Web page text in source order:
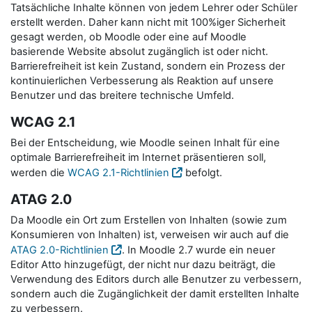
Tatsächliche Inhalte können von jedem Lehrer oder Schüler
erstellt werden. Daher kann nicht mit 100%iger Sicherheit
gesagt werden, ob Moodle oder eine auf Moodle
basierende Website absolut zugänglich ist oder nicht.
Barrierefreiheit ist kein Zustand, sondern ein Prozess der
kontinuierlichen Verbesserung als Reaktion auf unsere
Benutzer und das breitere technische Umfeld.
WCAG 2.1
Bei der Entscheidung, wie Moodle seinen Inhalt für eine
optimale Barrierefreiheit im Internet präsentieren soll,
werden die WCAG 2.1-Richtlinien befolgt.
ATAG 2.0
Da Moodle ein Ort zum Erstellen von Inhalten (sowie zum
Konsumieren von Inhalten) ist, verweisen wir auch auf die
ATAG 2.0-Richtlinien
. In Moodle 2.7 wurde ein neuer
Editor Atto hinzugefügt, der nicht nur dazu beiträgt, die
Verwendung des Editors durch alle Benutzer zu verbessern,
sondern auch die Zugänglichkeit der damit erstellten Inhalte
zu verbessern.